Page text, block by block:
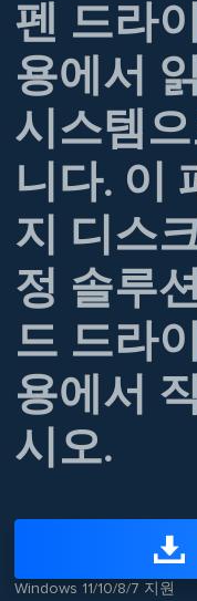
펜 드라
용에서
시스템
니다. 이
지 디스
정 솔루
드 드라
용에서
시오.
Windows 11/10/8/7 지원